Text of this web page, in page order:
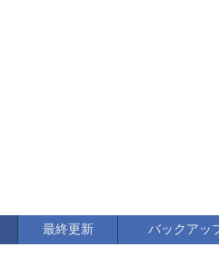
最終更新 バックアッ